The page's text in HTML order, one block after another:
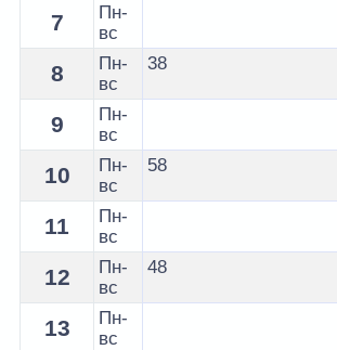
7
Пн-
вс
8
Пн-
вс
38
9
Пн-
вс
10
Пн-
вс
58
11
Пн-
вс
12
Пн-
вс
48
13
Пн-
вс